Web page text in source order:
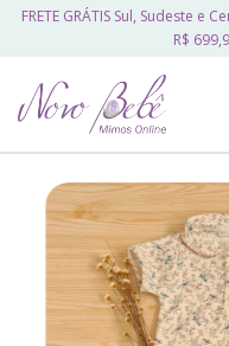
FRETE GRÁTIS Sul, Sudeste
R$